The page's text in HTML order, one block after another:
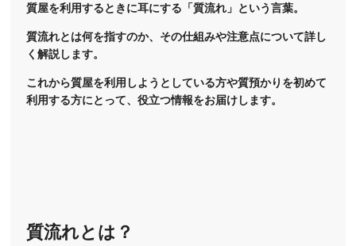
質屋を利用するときに耳にする「質流れ」という言葉。
質流れとは何を指すのか、その仕組みや注意点について詳し
く解説します。
これから質屋を利用しようとしている方や質預かりを初めて
利用する方にとって、役立つ情報をお届けします。
質流れとは？